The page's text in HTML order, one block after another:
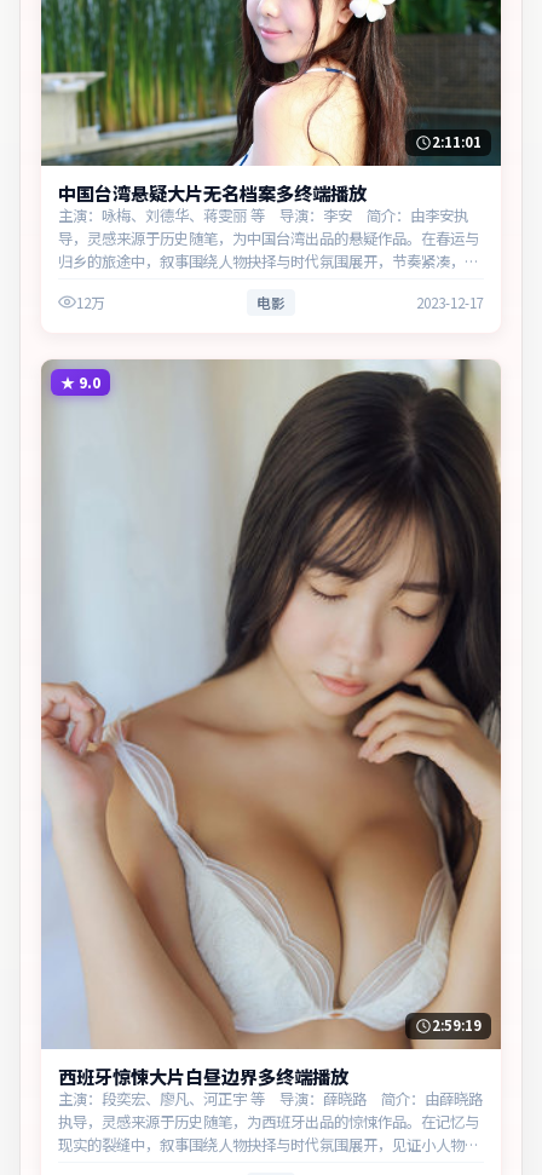
2:11:01
中国台湾悬疑大片无名档案多终端播放
主演：咏梅、刘德华、蒋雯丽 等 导演：李安 简介：由李安执
导，灵感来源于历史随笔，为中国台湾出品的悬疑作品。在春运与
归乡的旅途中，叙事围绕人物抉择与时代氛围展开，节奏紧凑，反
12万 电影 2023-12-17
★ 9.0
2:59:19
西班牙惊悚大片白昼边界多终端播放
主演：段奕宏、廖凡、河正宇 等 导演：薛晓路 简介：由薛晓路
执导，灵感来源于历史随笔，为西班牙出品的惊悚作品。在记忆与
现实的裂缝中，叙事围绕人物抉择与时代氛围展开，见证小人物的